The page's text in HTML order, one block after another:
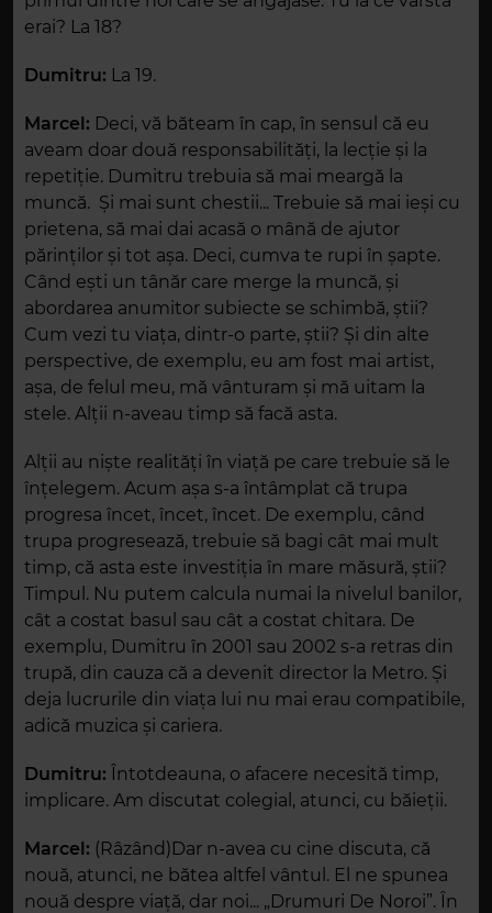
erai? La 18?
Dumitru: La 19.
Marcel: Deci, vă băteam în cap, în sensul că eu
aveam doar două responsabilități, la lecție și la
repetiție. Dumitru trebuia să mai meargă la
muncă. Și mai sunt chestii... Trebuie să mai ieși cu
prietena, să mai dai acasă o mână de ajutor
părinților și tot așa. Deci, cumva te rupi în șapte.
Când ești un tânăr care merge la muncă, și
abordarea anumitor subiecte se schimbă, știi?
Cum vezi tu viața, dintr-o parte, știi? Și din alte
perspective, de exemplu, eu am fost mai artist,
așa, de felul meu, mă vânturam și mă uitam la
stele. Alții n-aveau timp să facă asta.
Alții au niște realități în viață pe care trebuie să le
înțelegem. Acum așa s-a întâmplat că trupa
progresa încet, încet, încet. De exemplu, când
trupa progresează, trebuie să bagi cât mai mult
timp, că asta este investiția în mare măsură, știi?
Timpul. Nu putem calcula numai la nivelul banilor,
cât a costat basul sau cât a costat chitara. De
exemplu, Dumitru în 2001 sau 2002 s-a retras din
trupă, din cauza că a devenit director la Metro. Și
deja lucrurile din viața lui nu mai erau compatibile,
adică muzica și cariera.
Dumitru: Întotdeauna, o afacere necesită timp,
implicare. Am discutat colegial, atunci, cu băieții.
Marcel: (Râzând)Dar n-avea cu cine discuta, că
nouă, atunci, ne bătea altfel vântul. El ne spunea
nouă despre viață, dar noi... „Drumuri De Noroi”. În